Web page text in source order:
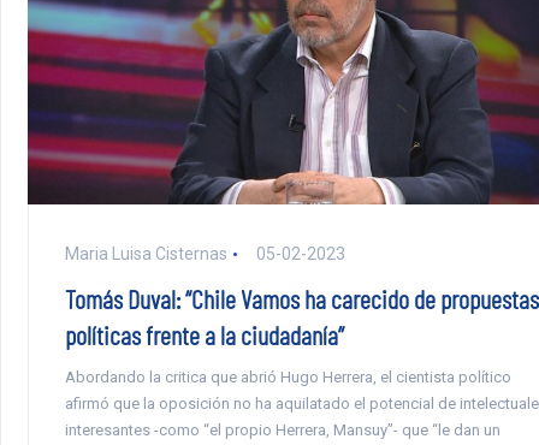
Maria Luisa Cisternas 05-02-2023
Tomás Duval: “Chile Vamos ha carecido de propuestas
políticas frente a la ciudadanía”
Abordando la critica que abrió Hugo Herrera, el cientista político
afirmó que la oposición no ha aquilatado el potencial de
interesantes -como “el propio Herrera, Mansuy”- que “le dan un